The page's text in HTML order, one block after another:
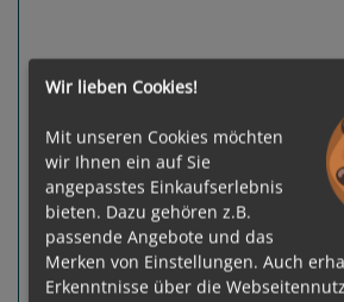
Previous
49Termine verfügbar:
08.08.26
19.08.26 30.08.26
Wir lieben Cookies!
Mit unseren Cookies möchten
wir Ihnen ein auf Sie
angepasstes Einkaufserlebnis
bieten. Dazu gehören z.B.
passende Angebote und das
Merken von Einstellungen. Auch
Erkenntnisse über die